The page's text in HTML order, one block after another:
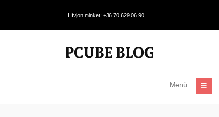
Hívjon minket: +36 70 629 06 90
Menü